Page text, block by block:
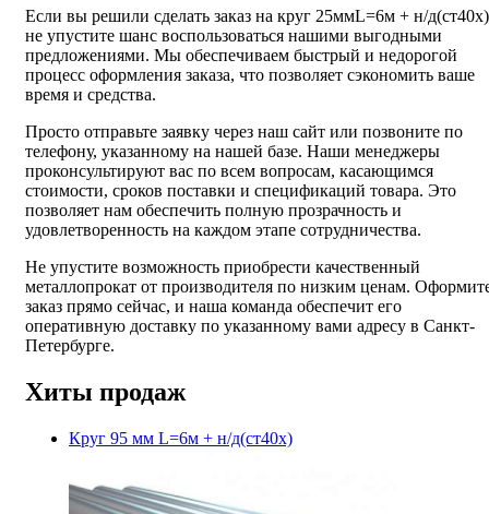
Если вы решили сделать заказ на круг 25ммL=6м + н/
не упустите шанс воспользоваться нашими выгодными
предложениями. Мы обеспечиваем быстрый и недорогой
процесс оформления заказа, что позволяет сэкономить ваше
время и средства.
Просто отправьте заявку через наш сайт или позвоните по
телефону, указанному на нашей базе. Наши менеджеры
проконсультируют вас по всем вопросам, касающимся
стоимости, сроков поставки и спецификаций товара. Это
позволяет нам обеспечить полную прозрачность и
удовлетворенность на каждом этапе сотрудничества.
Не упустите возможность приобрести качественный
металлопрокат от производителя по низким ценам.
заказ прямо сейчас, и наша команда обеспечит его
оперативную доставку по указанному вами адресу в Санкт-
Петербурге.
Хиты продаж
Круг 95 мм L=6м + н/д(ст40х)